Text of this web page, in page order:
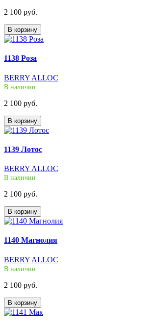
2 100 руб.
В корзину
1138 Роза
BERRY ALLOC
В наличии
2 100 руб.
В корзину
1139 Лотос
BERRY ALLOC
В наличии
2 100 руб.
В корзину
1140 Магнолия
BERRY ALLOC
В наличии
2 100 руб.
В корзину